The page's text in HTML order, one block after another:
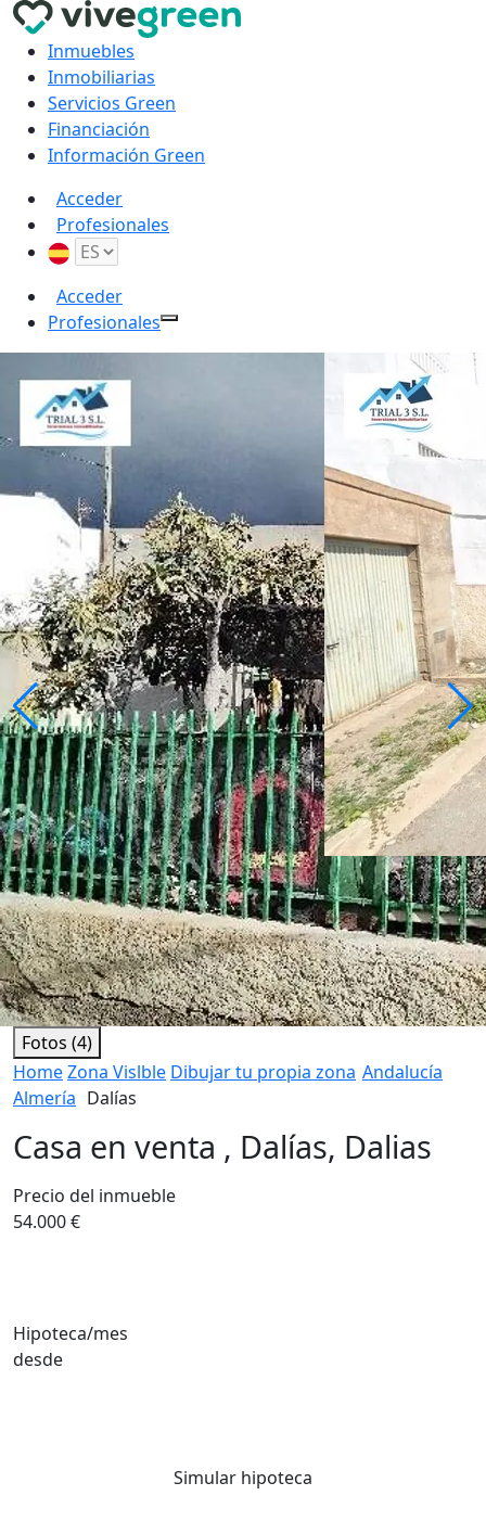
Inmuebles
Inmobiliarias
Servicios Green
Financiación
Información Green
Acceder
Profesionales
Acceder
Profesionales
Fotos (4)
HomeZona Vislble Dibujar tu propia zona Andalucía
Almería Dalías
Casa en venta , Dalías, Dalias
Precio del inmueble
54.000 €
Hipoteca/mes
desde
Simular hipoteca